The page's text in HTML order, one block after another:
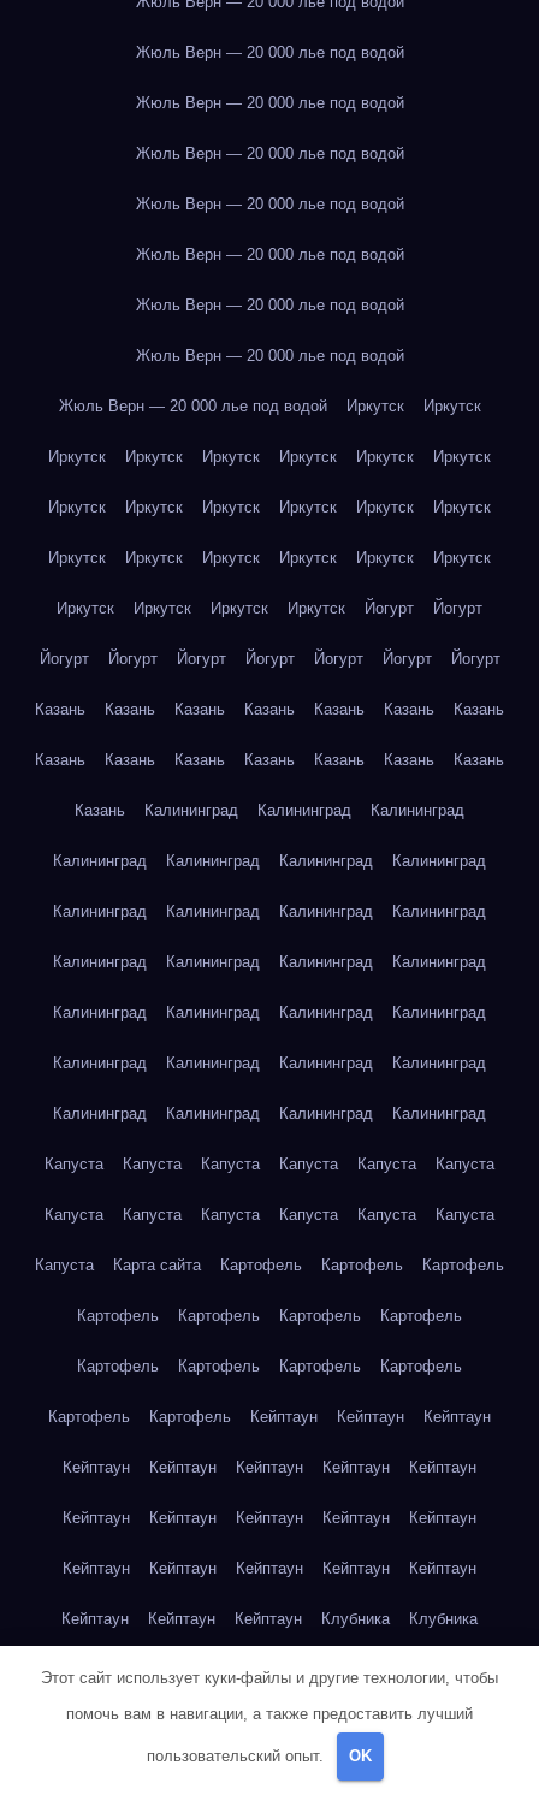
Жюль Верн — 20 000 лье под водой
Жюль Верн — 20 000 лье под водой
Жюль Верн — 20 000 лье под водой
Жюль Верн — 20 000 лье под водой
Жюль Верн — 20 000 лье под водой
Жюль Верн — 20 000 лье под водой
Жюль Верн — 20 000 лье под водой
Жюль Верн — 20 000 лье под водой Иркутск Иркутск
Иркутск Иркутск Иркутск Иркутск Иркутск Иркутск
Иркутск Иркутск Иркутск Иркутск Иркутск Иркутск
Иркутск Иркутск Иркутск Иркутск Иркутск Иркутск
Иркутск Иркутск Иркутск Иркутск Йогурт Йогурт
Йогурт Йогурт Йогурт Йогурт Йогурт Йогурт Йогурт
Казань Казань Казань Казань Казань Казань Казань
Казань Казань Казань Казань Казань Казань Казань
Казань Калининград Калининград Калининград
Калининград Калининград Калининград Калининград
Калининград Калининград Калининград Калининград
Калининград Калининград Калининград Калининград
Калининград Калининград Калининград Калининград
Калининград Калининград Калининград Калининград
Калининград Калининград Калининград Калининград
Капуста Капуста Капуста Капуста Капуста Капуста
Капуста Капуста Капуста Капуста Капуста Капуста
Капуста Карта сайта Картофель Картофель Картофель
Картофель Картофель Картофель Картофель
Картофель Картофель Картофель Картофель
Картофель Картофель Кейптаун Кейптаун Кейптаун
Кейптаун Кейптаун Кейптаун Кейптаун Кейптаун
Кейптаун Кейптаун Кейптаун Кейптаун Кейптаун
Кейптаун Кейптаун Кейптаун Кейптаун Кейптаун
Кейптаун Кейптаун Кейптаун Клубника Клубника
Клубника Клубника
Клубника Клубника Клубника Клубника Красноярск
Этот сайт использует куки-файлы и другие технологии, чтобы
помочь вам в навигации, а также предоставить лучший
пользовательский опыт. OK